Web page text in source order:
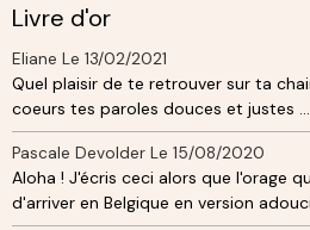
Livre d'or
Eliane Le 13/02/2021
Quel plaisir de te retrouver sur ta
coeurs tes paroles douces et justes ...
Pascale Devolder Le 15/08/2020
Aloha ! J'écris ceci alors que l'orage
d'arriver en Belgique en version